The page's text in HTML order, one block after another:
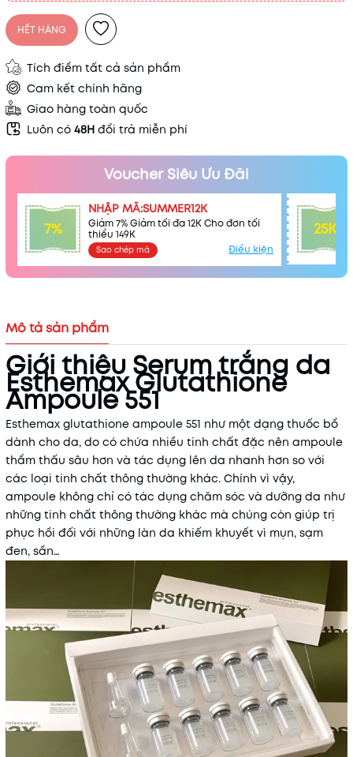
HẾT HÀNG
Tích điểm tất cả sản phẩm
Cam kết chính hãng
Giao hàng toàn quốc
Luôn có 48H đổi trả miễn phí
Voucher Siêu Ưu Đãi
7%
NHẬP MÃ:SUMMER12K
Giảm 7% Giảm tối đa 12K Cho đơn tối
thiểu 149K
Sao chép mã Điều kiện
25K
Mã khuyến mãi:
Điều kiện:
Mô tả sản phẩm
Giới thiệu Serum trắng da
Esthemax Glutathione
Ampoule 551
Esthemax glutathione ampoule 551 như một dạng thuốc bổ
dành cho da, do có chứa nhiều tinh chất đặc nên ampoule
thẩm thấu sâu hơn và tác dụng lên da nhanh hơn so với
các loại tinh chất thông thường khác. Chính vì vậy,
ampoule không chỉ có tác dụng chăm sóc và dưỡng da như
những tinh chất thông thường khác mà chúng còn giúp trị
phục hồi đối với những làn da khiếm khuyết vì mụn, sạm
đen, sần…